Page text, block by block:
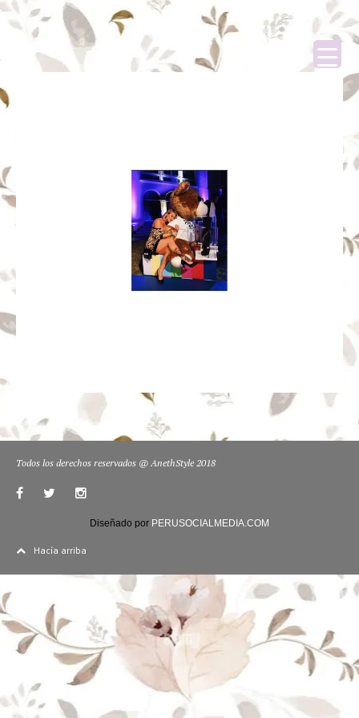
Todos los derechos reservados @ AnethStyle 2018
Diseñado por PERUSOCIALMEDIA.COM
Hacía arriba